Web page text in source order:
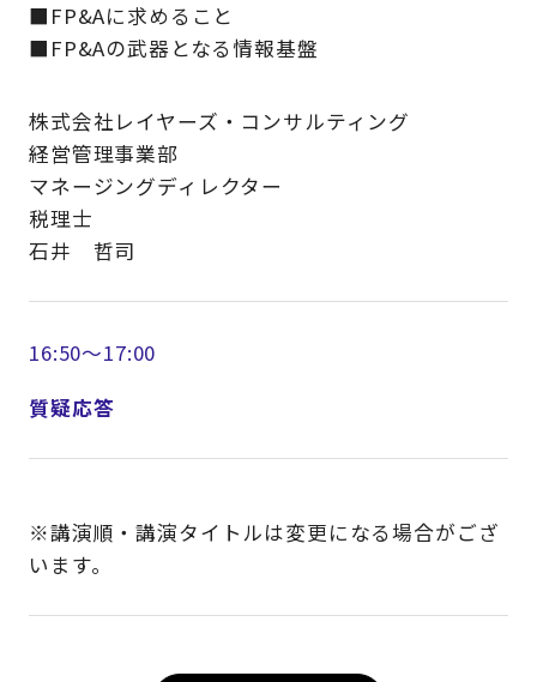
■FP&Aに求めること
■FP&Aの武器となる情報基盤
株式会社レイヤーズ・コンサルティング
経営管理事業部
マネージングディレクター
税理士
石井 哲司
16:50～17:00
質疑応答
※講演順・講演タイトルは変更になる場合がござ
います。